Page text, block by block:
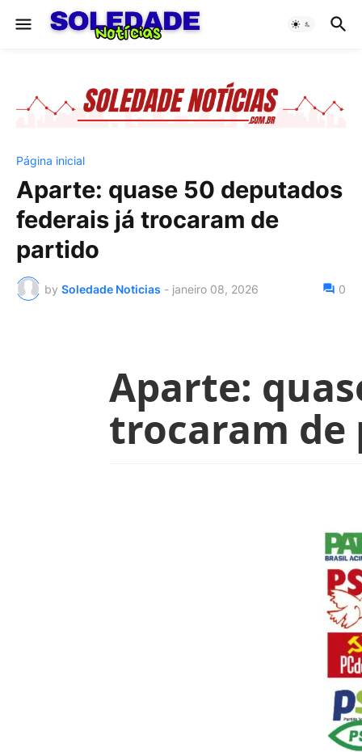
Página inicial
Aparte: quase 50 deputados
federais já trocaram de
partido
by Soledade Noticias - janeiro 08, 2026 0
Aparte:
trocaram